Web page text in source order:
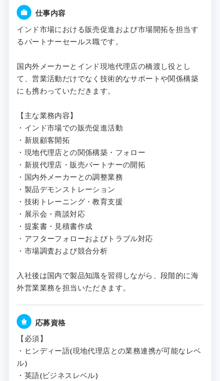
仕事内容
インド市場における販売促進および市場開拓を担当す
るパートナーセールス職です。
国内外メーカーとインド現地代理店の橋渡し役とし
て、営業活動だけでなく技術的なサポートや関係構築
にも携わっていただきます。
【主な業務内容】
・インド市場での販売促進活動
・新規顧客開拓
・現地代理店との関係構築・フォロー
・新規代理店・販売パートナーの開拓
・国内外メーカーとの調整業務
・製品デモンストレーション
・技術トレーニング・教育支援
・展示会・商談対応
・提案書・見積書作成
・アフターフォローおよびトラブル対応
・市場調査および競合分析
入社後は国内で製品知識を習得しながら、段階的に海
外営業業務を担当いただきます。
応募資格
【必須】
・ヒンディー語(現地代理店との業務連携が可能なレベ
ル)
・英語(ビジネスレベル)